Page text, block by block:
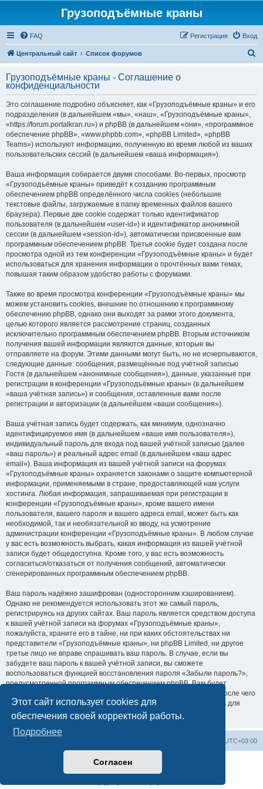
Этот сайт использует cookies для
обеспечения своей корректной работы.
Подробнее
Согласен
Грузоподъёмные краны
FAQ Вход
Регистрация
Центральный сайт Список форумов
с
Грузоподъёмные краны - Соглашение о
конфиденциальности
Это соглашение подробно объясняет, как «Грузоподъёмные краны» и его
подразделения (в дальнейшем «мы», «наш», «Грузоподъёмные краны»,
«https://forum.portalkran.ru») и phpBB (в дальнейшем «они», «программное
обеспечение phpBB», «www.phpbb.com», «phpBB Limited», «phpBB
Teams») используют информацию, полученную во время любой из ваших
пользовательских сессий (в дальнейшем «ваша информация»).
Ваша информация собирается двумя способами. Во-первых, просмотр
«Грузоподъёмные краны» приведёт к созданию программным
обеспечением phpBB определённого числа cookies (небольшие
текстовые файлы, загружаемые в папку временных файлов вашего
браузера). Первые две cookie содержат только идентификатор
пользователя (в дальнейшем «user-id») и идентификатор анонимной
сессии (в дальнейшем «session-id»), автоматически присвоенные вам
программным обеспечением phpBB. Третья cookie будет создана после
просмотра одной из тем конференции «Грузоподъёмные краны» и будет
использоваться для хранения информации о прочтённых вами темах,
повышая таким образом удобство работы с форумами.
Также во время просмотра конференции «Грузоподъёмные краны» мы
можем установить cookies, внешние по отношению к программному
обеспечению phpBB, однако они выходят за рамки этого документа,
целью которого является рассмотрение страниц, созданных
исключительно программным обеспечением phpBB. Вторым источником
получения вашей информации являются данные, которые вы
отправляете на форум. Этими данными могут быть, но не исчерпываются,
следующие данные: сообщения, размещённые под учётной записью
Гостя (в дальнейшем «анонимные сообщения»), данные, указанные при
регистрации в конференции «Грузоподъёмные краны» (в дальнейшем
«ваша учётная запись») и сообщения, оставленные вами после
регистрации и авторизации (в дальнейшем «ваши сообщения»).
Ваша учётная запись будет содержать, как минимум, однозначно
идентифицируемое имя (в дальнейшем «ваше имя пользователя»),
индивидуальный пароль для входа под вашей учётной записью (далее
«ваш пароль») и реальный адрес email (в дальнейшем «ваш адрес
email»). Ваша информация из вашей учётной записи на форумах
«Грузоподъёмные краны» охраняется законами о защите компьютерной
информации, применяемыми в стране, предоставляющей нам услуги
хостинга. Любая информация, запрашиваемая при регистрации в
конференции «Грузоподъёмные краны», кроме вашего имени
пользователя, вашего пароля и вашего адреса email, может быть как
необходимой, так и необязательной ко вводу, на усмотрение
администрации конференции «Грузоподъёмные краны». В любом случае
у вас есть возможность выбрать, какая информация из вашей учётной
записи будет общедоступна. Кроме того, у вас есть возможность
согласиться/отказаться от получения сообщений, автоматически
сгенерированных программным обеспечением phpBB.
Ваш пароль надёжно зашифрован (односторонним хэшированием).
Однако не рекомендуется использовать этот же самый пароль,
регистрируясь на других сайтах. Ваш пароль является средством доступа
к вашей учётной записи на форумах «Грузоподъёмные краны»,
пожалуйста, храните его в тайне, ни при каких обстоятельствах ни
представители «Грузоподъёмные краны», ни phpBB Limited, ни другое
третье лицо не вправе спрашивать ваш пароль. В случае, если вы
забудете ваш пароль к вашей учётной записи, вы сможете
воспользоваться функцией восстановления пароля «Забыли пароль?»,
предусмотренной программным обеспечением phpBB. Вам будет
необходимо ввести ваше имя пользователя и ваш адрес email, после чего
программное обеспечение phpBB сгенерирует вам новый пароль для
вашей учётной записи.
UTC+03:00
Создано на основеphpBB® Forum Software © phpBB Limited
Русская поддержка phpBB